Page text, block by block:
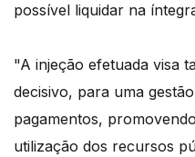
possível liquidar na
"A injeção efetuada visa
decisivo, para uma
pagamentos,
utilização dos recursos